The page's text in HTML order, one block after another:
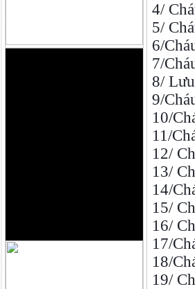
4/
5/
6/
7/
8/
9/
10/
11/
12/
13/
14/
15/
16/
17/
18/
19/